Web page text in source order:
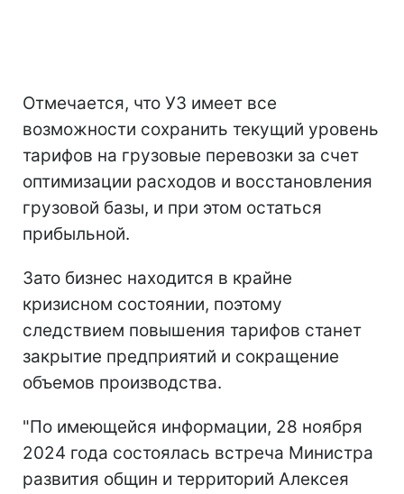
Отмечается, что УЗ имеет все
возможности сохранить текущий уровень
тарифов на грузовые перевозки за счет
оптимизации расходов и восстановления
грузовой базы, и при этом остаться
прибыльной.
Зато бизнес находится в крайне
кризисном состоянии, поэтому
следствием повышения тарифов станет
закрытие предприятий и сокращение
объемов производства.
"По имеющейся информации, 28 ноября
2024 года состоялась встреча Министра
развития общин и территорий Алексея